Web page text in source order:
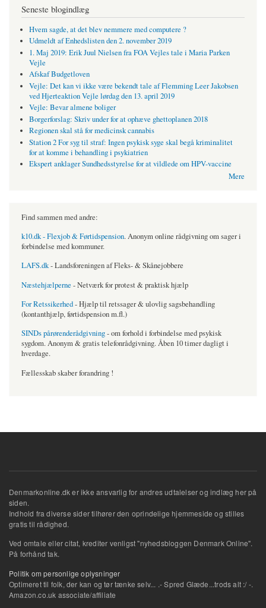
Seneste blogindlæg
Hvem sagde, at det blev nemmere med computere ?
Udmeldt af Enhedslisten den 2. november 2019
1. Maj 2019: Erik Juul Nielsen fra FOA Vejles tale i Maria Parken
Vejle
Afskaf Budgetloven
Vejle: Det kan vi ikke være bekendt tale af Flemming Leer Jakobsen
ved Hjerteaktion Vejle lørdag den 13. april 2019
Vejle: Bevar almene boliger
Borgerforslag: Skriv under for at ophæve ghettoplanen 2018
Regionen skal stå for medicinsk cannabis
Station 2 For syg til straf: Ingen psykisk syge skal begå kriminalitet
for at komme i behandling i psykiatrien
Ekspert anklager Sundhedsstyrelse for at vildlede om HPV-vaccine
Mere
Find sammen med andre:
k10.dk - Flexjob & Førtidspension. Anonym online rådgivning om sager i
forbindelse med kommuner.
LAFS.dk- Landsforeningen af Fleks- & Skånejobbere
Næstehjælperne - Netværk for protest & praktisk hjælp
For Retssikerhed- Hjælp til retssager & ulovlig sagsbehandling
(kontanthjælp, førtidspension m.fl.)
SINDs pårørenderådgivning- om forhold i forbindelse med psykisk
sygdom. Anonym & gratis telefonrådgivning. Åben 10 timer dagligt i
hverdage.
Fællesskab skaber forandring !
Denmarkonline.dk er ikke ansvarlig for andres udtalelser og indlæg her på
siden.
Indhold fra diverse sider tilhører den oprindelige hjemmeside og stilles
gratis til rådighed.
Ved omtale eller citat, krediter venligst "nyhedsbloggen Denmark Online".
På forhånd tak.
Politik om personlige oplysninger
Optimeret til folk, der kan og tør tænke selv... .- Spred Glæde...trods alt :/ -.
Amazon.co.uk associate/affiliate